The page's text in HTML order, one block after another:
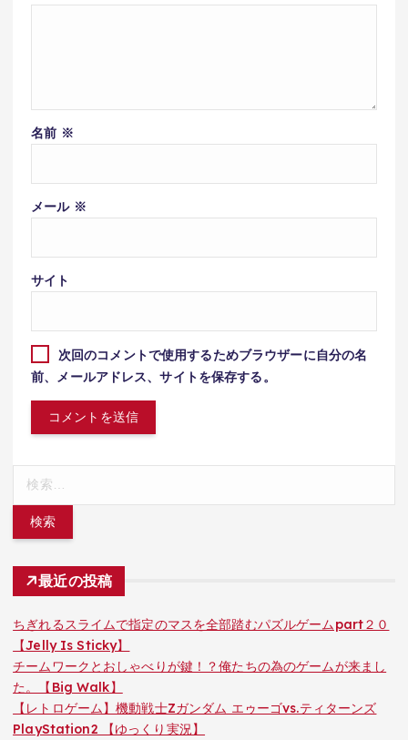
名前 ※
メール ※
サイト
次回のコメントで使用するためブラウザーに自分の名
前、メールアドレス、サイトを保存する。
最近の投稿
ちぎれるスライムで指定のマスを全部踏むパズルゲームpart２０
【Jelly Is Sticky】
チームワークとおしゃべりが鍵！？俺たちの為のゲームが来まし
た。【Big Walk】
【レトロゲーム】機動戦士Zガンダム エゥーゴvs.ティターンズ
PlayStation2 【ゆっくり実況】